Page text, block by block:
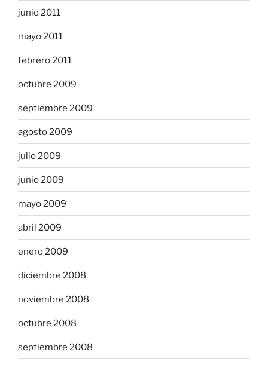
junio 2011
mayo 2011
febrero 2011
octubre 2009
septiembre 2009
agosto 2009
julio 2009
junio 2009
mayo 2009
abril 2009
enero 2009
diciembre 2008
noviembre 2008
octubre 2008
septiembre 2008